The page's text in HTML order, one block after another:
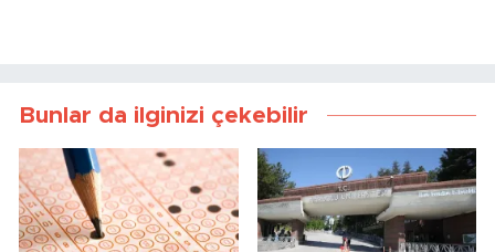
Bunlar da ilginizi çekebilir